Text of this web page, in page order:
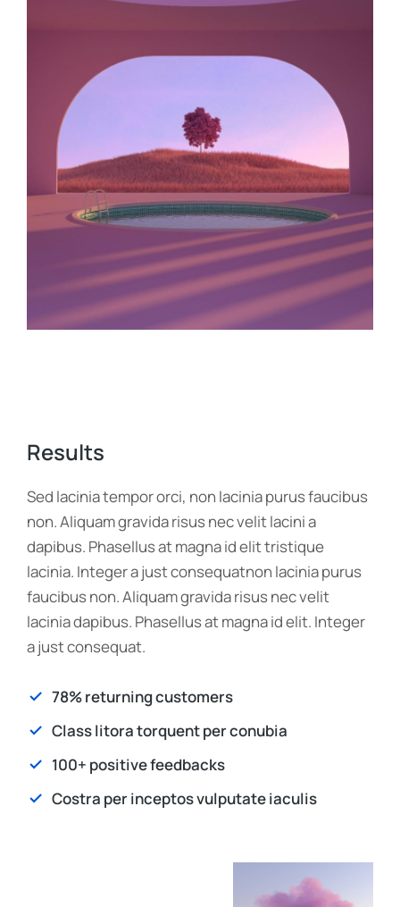
Results
Sed lacinia tempor orci, non lacinia purus faucibus
non. Aliquam gravida risus nec velit lacini a
dapibus. Phasellus at magna id elit tristique
lacinia. Integer a just consequatnon lacinia purus
faucibus non. Aliquam gravida risus nec velit
lacinia dapibus. Phasellus at magna id elit. Integer
a just consequat.
78% returning customers
Class litora torquent per conubia
100+ positive feedbacks
Costra per inceptos vulputate iaculis